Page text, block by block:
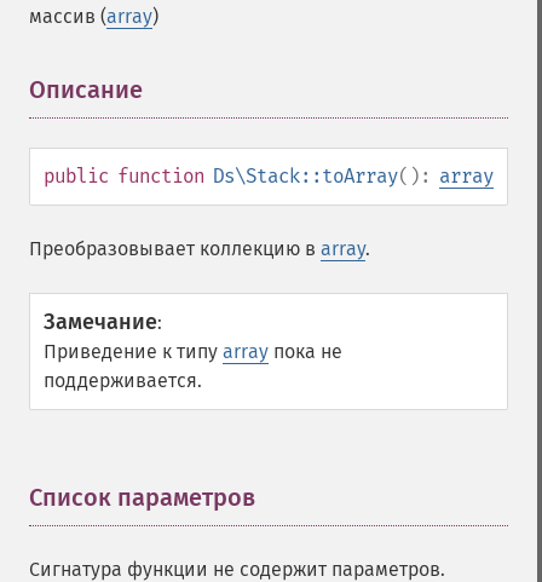
массив (array)
Описание
public function Ds\Stack::toArray(): array
Преобразовывает коллекцию в array.
Замечание:
Приведение к типу array пока не
поддерживается.
Список параметров
Сигнатура функции не содержит параметров.